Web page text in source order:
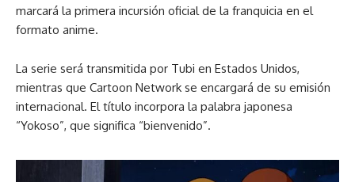
marcará la primera incursión oficial de la franquicia en el
formato anime.
La serie será transmitida por Tubi en Estados Unidos,
mientras que Cartoon Network se encargará de su emisión
internacional. El título incorpora la palabra japonesa
“Yokoso”, que significa “bienvenido”.